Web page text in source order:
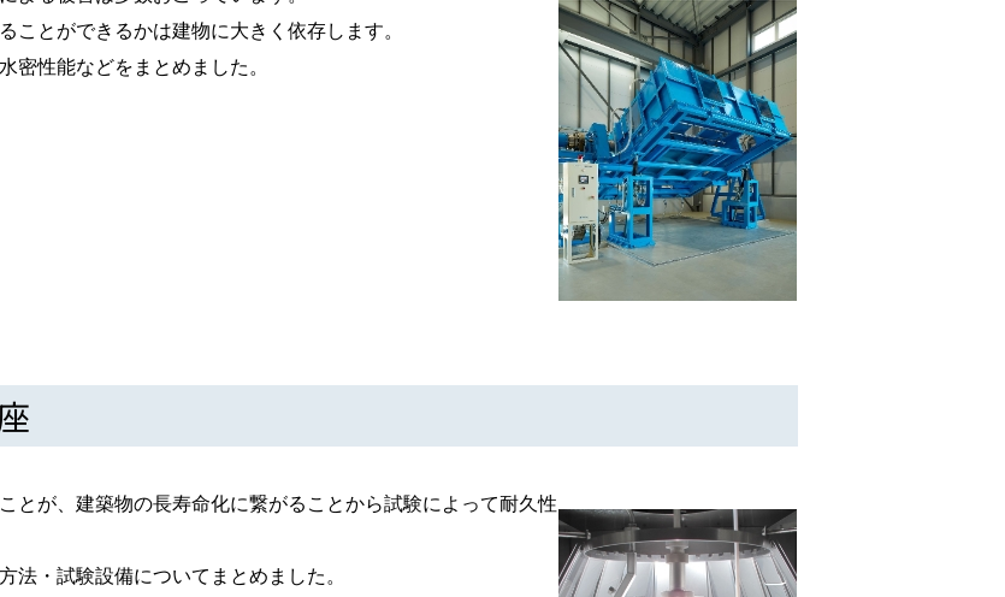
とができるかは建物に大きく依存します。
性能などをまとめました。
とが、建築物の長寿命化に繋がることから試験によって耐久性
・試験設備についてまとめました。